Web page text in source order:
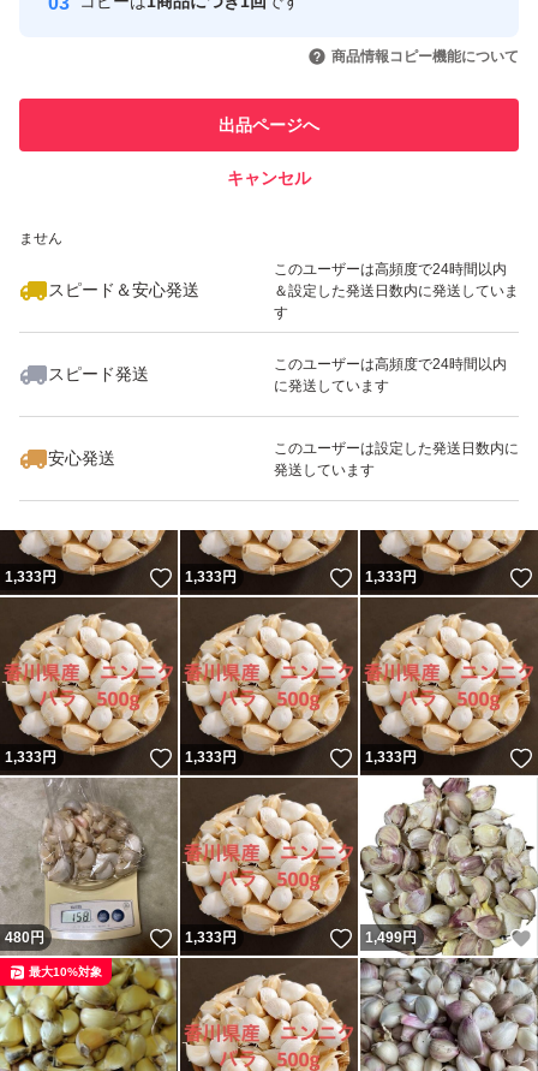
引を完了させた実績があります
での取引実績があります
ません
スピード＆安心発送
このユーザーは高頻度で24時間以内
＆設定した発送日数内に発送していま
す
スピード発送
このユーザーは高頻度で24時間以内
に発送しています
安心発送
このユーザーは設定した発送日数内に
発送しています
商品情報コピー機能について
出品ページへ
キャンセル
いいね！
1,333
1,333円 いいね！
1,333円 いいね！
1,333円
1,333円 いいね！
1,333円 いいね！
1,333円
480円 いいね！
1,333円 いいね！
1,499円
最大10%対象